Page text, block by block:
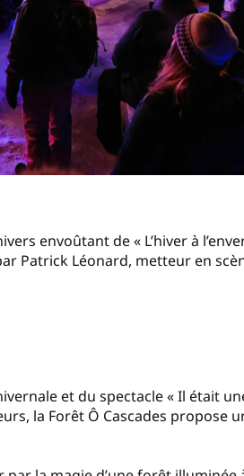
envoûtant de « L’hiver à
Patrick Léonard, metteur en
et du spectacle « Il était
la Forêt Ô Cascades propose